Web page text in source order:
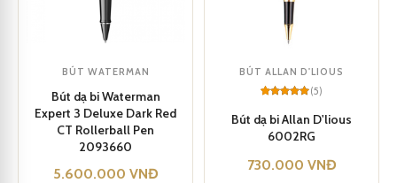
BÚT WATERMAN
Bút dạ bi Waterman
Expert 3 Deluxe Dark Red
CT Rollerball Pen
2093660
5.600.000 VNĐ
BÚT ALLAN D'LIOUS
out of 5
based on
customer
(5)
Bút dạ bi Allan D'lious
6002RG
730.000 VNĐ